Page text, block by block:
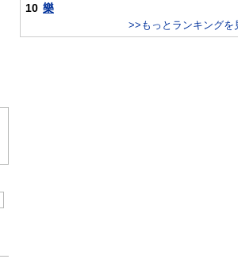
10 樂
>>もっとランキングを